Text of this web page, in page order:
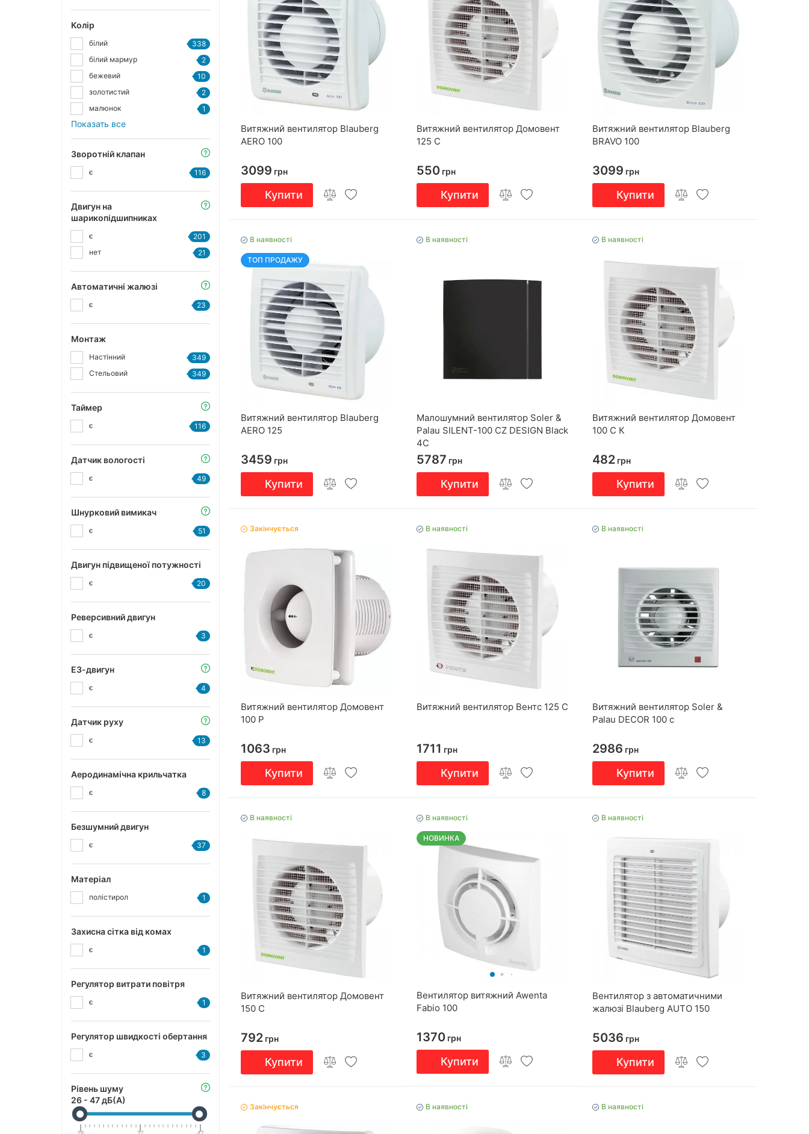
Колір
білий
338
білий мармур
2
бежевий
10
золотистий
2
малюнок
1
Показать все
Зворотній клапан
є 116
Двигун на
шарикопідшипниках
є
201
нет
21
Автоматичні жалюзі
є 23
Монтаж
Настінний
349
Стельовий
349
Таймер
є 116
Датчик вологості
є 49
Шнурковий вимикач
є 51
Двигун підвищеної потужності
є 20
Реверсивний двигун
є 3
ЕЗ-двигун
є 4
Датчик руху
є 13
Аеродинамічна крильчатка
є 8
Безшумний двигун
є 37
Матеріал
полістирол 1
Захисна сітка від комах
є 1
Регулятор витрати повітря
є 1
Регулятор швидкості обертання
є 3
Рівень шуму
26 - 47дБ(А)
Витяжний вентилятор Blauberg
AERO 100
3099 грн
Купити
Витяжний вентилятор Домовент
125 С
550грн
Купити
Витяжний вентилятор Blauberg
BRAVO 100
3099 грн
Купити
В наявності
ТОП ПРОДАЖУ
Витяжний вентилятор Blauberg
AERO 125
3459 грн
Купити
В наявності
Малошумний вентилятор Soler &
Palau SILENT-100 CZ DESIGN Black
4C
5787 грн
Купити
В наявності
Витяжний вентилятор Домовент
100 С К
482 грн
Купити
Закінчується
Витяжний вентилятор Домовент
100 Р
1063 грн
Купити
В наявності
Витяжний вентилятор Вентс 125 С
1711 грн
Купити
В наявності
Витяжний вентилятор Soler &
Palau DECOR 100 c
2986 грн
Купити
В наявності
Витяжний вентилятор Домовент
150 С
792грн
Купити
В наявності
НОВИНКА
Вентилятор витяжний Awenta
Fabio 100
1370грн
Купити
В наявності
Вентилятор з автоматичними
жалюзі Blauberg AUTO 150
5036 грн
Купити
Закінчується В наявності В наявності